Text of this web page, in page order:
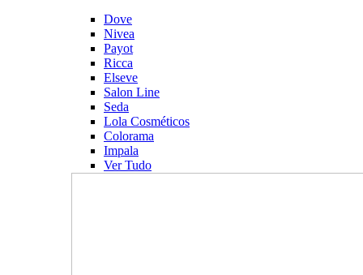
Dove
Nivea
Payot
Ricca
Elseve
Salon Line
Seda
Lola Cosméticos
Colorama
Impala
Ver Tudo